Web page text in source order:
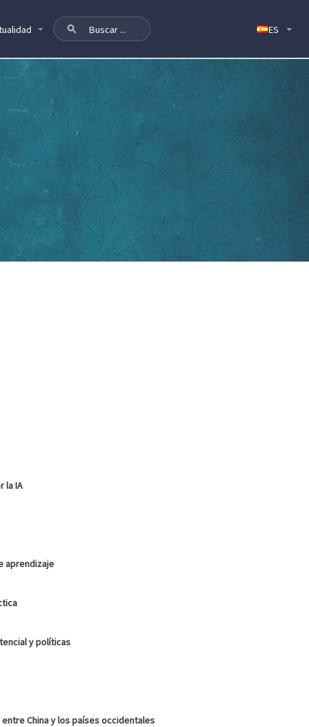
la IA
aprendizaje
y políticas
China y los países occidentales